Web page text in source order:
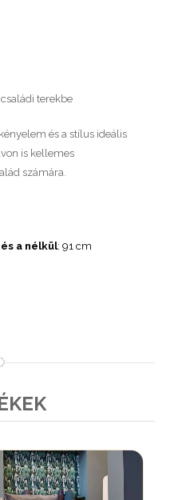
terekbe
és a stílus ideális
is kellemes
számára.
és a nélkül: 91 cm